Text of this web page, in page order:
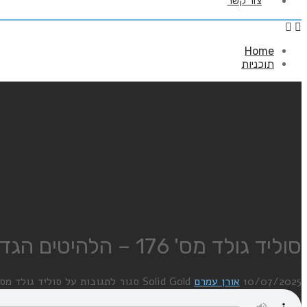
Home
תוכניות
סוליד גולד מס' 176 – הלהיטים הגדולים של שנת 1976 – 10/7/25
10/07/2025 אורן עמרם Solid Gold סגור לתגובות על סוליד גולד מס' 176 – הלהיטים הגדולים של שנת 1976 –